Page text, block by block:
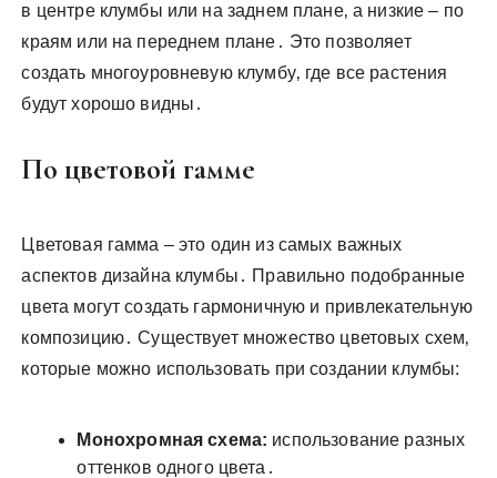
в центре клумбы или на заднем плане‚ а низкие – по
краям или на переднем плане․ Это позволяет
создать многоуровневую клумбу‚ где все растения
будут хорошо видны․
По цветовой гамме
Цветовая гамма – это один из самых важных
аспектов дизайна клумбы․ Правильно подобранные
цвета могут создать гармоничную и привлекательную
композицию․ Существует множество цветовых схем‚
которые можно использовать при создании клумбы:
Монохромная схема: использование разных
оттенков одного цвета․